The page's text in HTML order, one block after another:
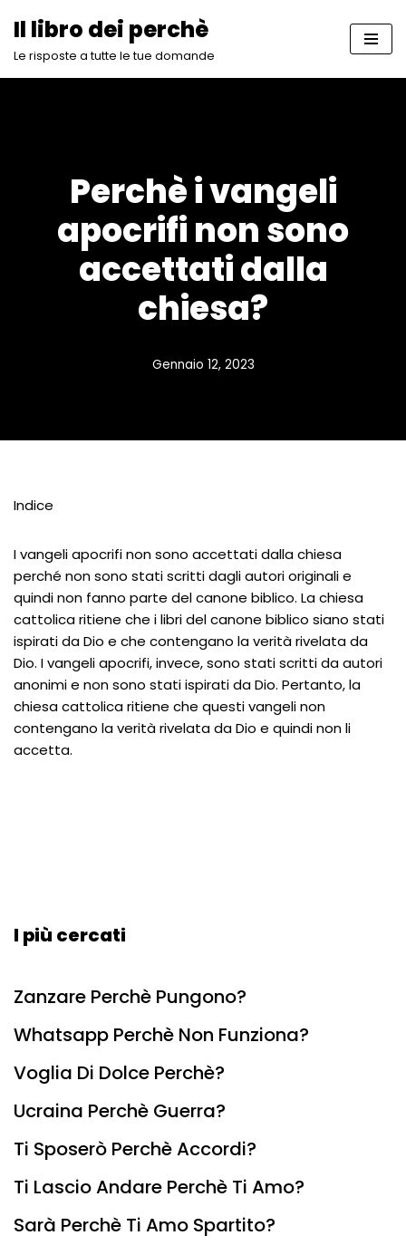
Vai
Il libro dei perchè
Le risposte a tutte le tue domande
Perchè i vangeli
apocrifi non sono
accettati dalla
chiesa?
Gennaio 12, 2023
Indice
I vangeli apocrifi non sono accettati dalla chiesa
perché non sono stati scritti dagli autori originali e
quindi non fanno parte del canone biblico. La chiesa
cattolica ritiene che i libri del canone biblico siano stati
ispirati da Dio e che contengano la verità rivelata da
Dio. I vangeli apocrifi, invece, sono stati scritti da autori
anonimi e non sono stati ispirati da Dio. Pertanto, la
chiesa cattolica ritiene che questi vangeli non
contengano la verità rivelata da Dio e quindi non li
accetta.
I più cercati
Zanzare Perchè Pungono?
Whatsapp Perchè Non Funziona?
Voglia Di Dolce Perchè?
Ucraina Perchè Guerra?
Ti Sposerò Perchè Accordi?
Ti Lascio Andare Perchè Ti Amo?
Sarà Perchè Ti Amo Spartito?